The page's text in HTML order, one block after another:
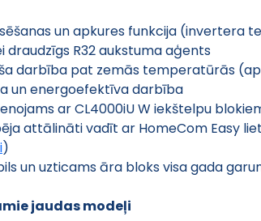
un apkures funkcija (invertera
draudzīgs R32 aukstuma aģents
darbība pat zemās temperatūrās
un energoefektīva darbība
ar CL4000iU W iekštelpu
attālināti vadīt ar HomeCom Easy
)
un uzticams āra bloks visa gada
jaudas modeļi